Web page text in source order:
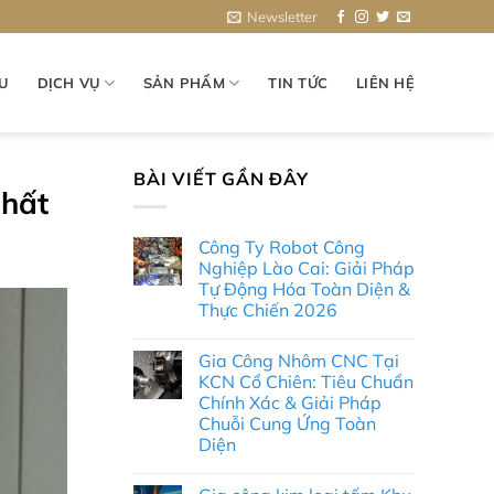
Newsletter
DỊCH VỤ SẢN PHẨM TIN TỨC LIÊN HỆ
BÀI VIẾT GẦN ĐÂY
Công Ty Robot Công
Nghiệp Lào Cai: Giải Pháp
Tự Động Hóa Toàn Diện &
Thực Chiến 2026
bình
luận
ở
Công
Ty
Robot
Công
Cai:
Gia Công Nhôm CNC Tại
KCN Cổ Chiên: Tiêu Chuẩn
Chính Xác & Giải Pháp
Chuỗi Cung Ứng Toàn
Diện